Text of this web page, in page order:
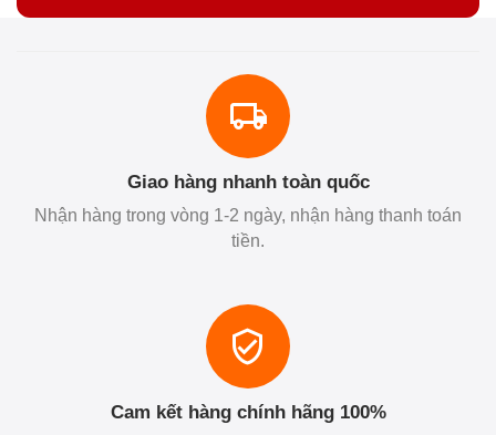
Giao hàng nhanh toàn quốc
Nhận hàng trong vòng 1-2 ngày, nhận hàng thanh toán
tiền.
Cam kết hàng chính hãng 100%